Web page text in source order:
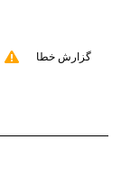
گزارش خطا